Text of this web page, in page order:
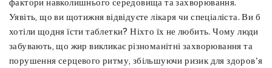
Уявіть, що ви щотижня відвідуєте лікаря чи спеціаліста. Ви б
хотіли щодня їсти таблетки? Ніхто їх не любить. Чому люди
забувають, що жир викликає різноманітні захворювання та
порушення серцевого ритму, збільшуючи ризик для здоров'я